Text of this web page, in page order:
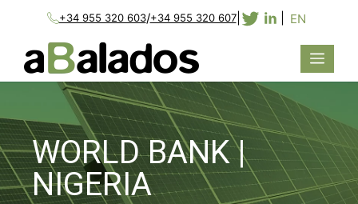
+34 955 320 603/+34 955 320 607| EN
WORLD BANK |
NIGERIA